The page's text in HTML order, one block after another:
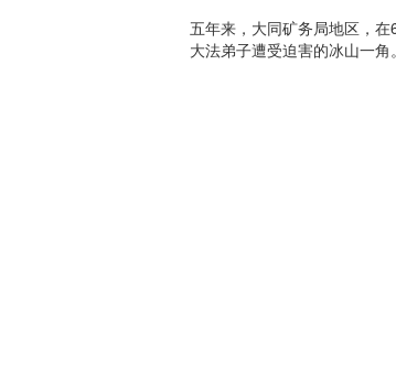
五年来，大同矿务局地区，
大法弟子遭受迫害的冰山一角。